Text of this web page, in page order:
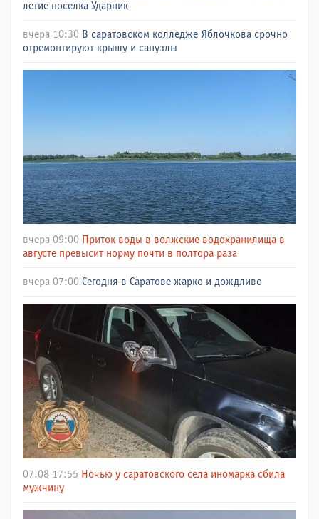
летие поселка Ударник
вчера 10:30 В саратовском колледже Яблочкова срочно
отремонтируют крышу и санузлы
вчера 09:00 Приток воды в волжские водохранилища в
августе превысит норму почти в полтора раза
вчера 07:00 Сегодня в Саратове жарко и дождливо
07.08 17:55 Ночью у саратовского села иномарка сбила
мужчину